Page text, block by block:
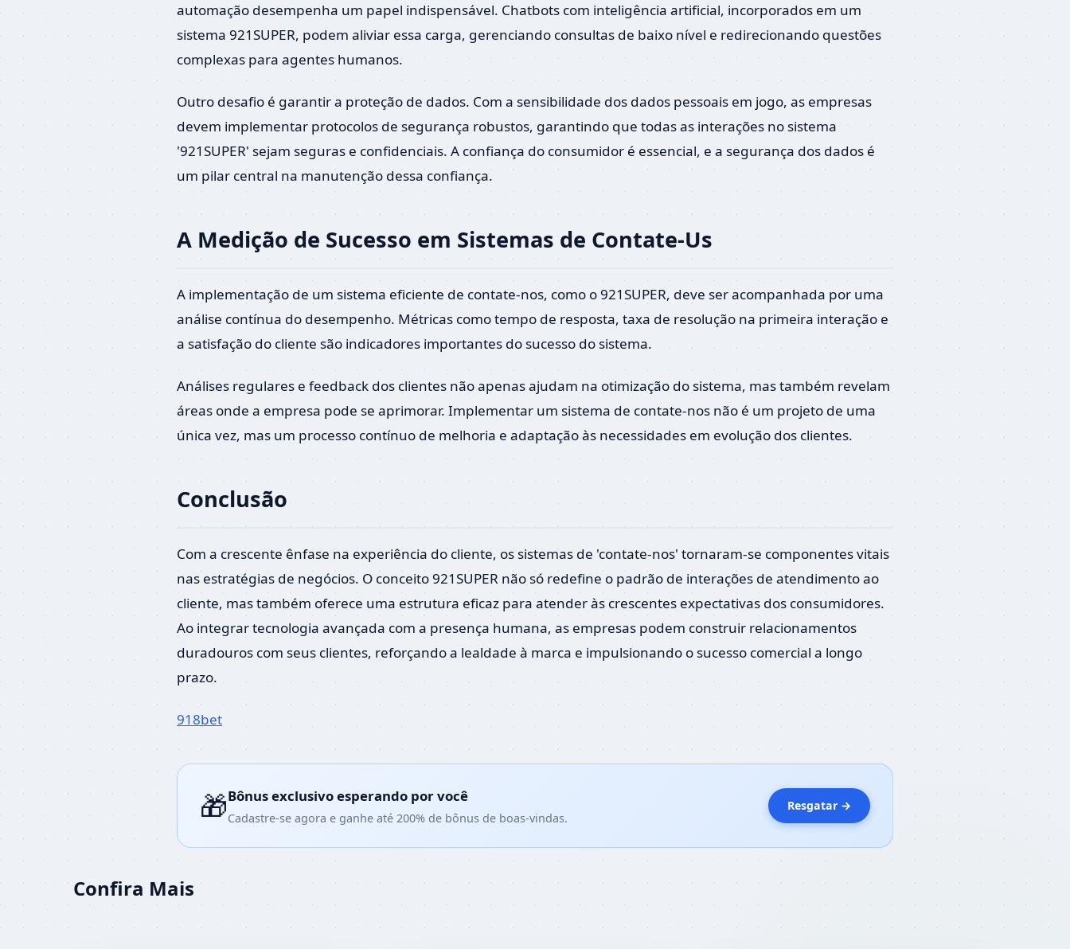
automação desempenha um papel indispensável. Chatbots com inteligência artificial, incorporados em um
sistema 921SUPER, podem aliviar essa carga, gerenciando consultas de baixo nível e redirecionando questões
complexas para agentes humanos.
Outro desafio é garantir a proteção de dados. Com a sensibilidade dos dados pessoais em jogo, as empresas
devem implementar protocolos de segurança robustos, garantindo que todas as interações no sistema
'921SUPER' sejam seguras e confidenciais. A confiança do consumidor é essencial, e a segurança dos dados é
um pilar central na manutenção dessa confiança.
A Medição de Sucesso em Sistemas de Contate-Us
A implementação de um sistema eficiente de contate-nos, como o 921SUPER, deve ser acompanhada por uma
análise contínua do desempenho. Métricas como tempo de resposta, taxa de resolução na primeira interação e
a satisfação do cliente são indicadores importantes do sucesso do sistema.
Análises regulares e feedback dos clientes não apenas ajudam na otimização do sistema, mas também revelam
áreas onde a empresa pode se aprimorar. Implementar um sistema de contate-nos não é um projeto de uma
única vez, mas um processo contínuo de melhoria e adaptação às necessidades em evolução dos clientes.
Conclusão
Com a crescente ênfase na experiência do cliente, os sistemas de 'contate-nos' tornaram-se componentes vitais
nas estratégias de negócios. O conceito 921SUPER não só redefine o padrão de interações de atendimento ao
cliente, mas também oferece uma estrutura eficaz para atender às crescentes expectativas dos consumidores.
Ao integrar tecnologia avançada com a presença humana, as empresas podem construir relacionamentos
duradouros com seus clientes, reforçando a lealdade à marca e impulsionando o sucesso comercial a longo
prazo.
918bet
🎁Bônus exclusivo esperando por você
Cadastre-se agora e ganhe até 200% de bônus de boas-vindas.
Resgatar →
Confira Mais